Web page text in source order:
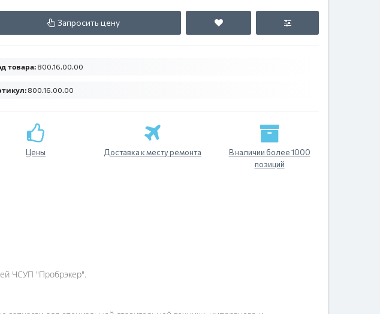
Запросить цену
товара: 800.16.00.00
800.16.00.00
Цены Доставка к месту ремонта
В наличии более 1000
позиций
ЧСУП "Пробрэкер".